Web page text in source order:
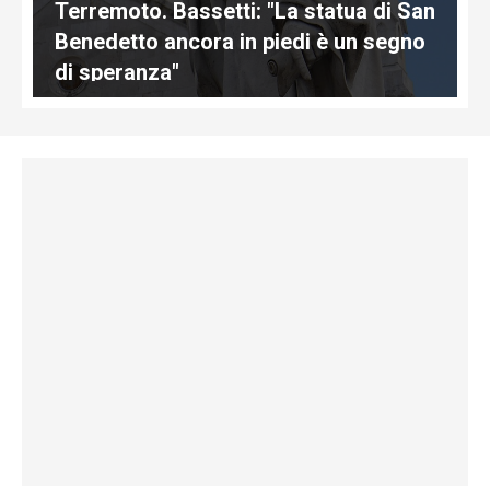
Terremoto. Bassetti: "La statua di San
Benedetto ancora in piedi è un segno
di speranza"